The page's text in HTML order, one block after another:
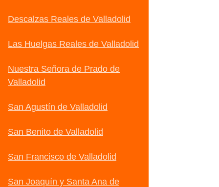
Descalzas Reales de Valladolid
Las Huelgas Reales de Valladolid
Nuestra Señora de Prado de
Valladolid
San Agustín de Valladolid
San Benito de Valladolid
San Francisco de Valladolid
San Joaquín y Santa Ana de